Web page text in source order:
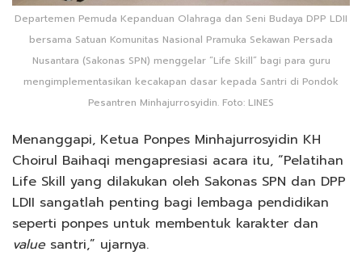
Departemen Pemuda Kepanduan Olahraga dan Seni Budaya DPP LDII
bersama Satuan Komunitas Nasional Pramuka Sekawan Persada
Nusantara (Sakonas SPN) menggelar “Life Skill” bagi para guru
mengimplementasikan kecakapan dasar kepada Santri di Pondok
Pesantren Minhajurrosyidin. Foto: LINES
Menanggapi, Ketua Ponpes Minhajurrosyidin KH
Choirul Baihaqi mengapresiasi acara itu, “Pelatihan
Life Skill yang dilakukan oleh Sakonas SPN dan DPP
LDII sangatlah penting bagi lembaga pendidikan
seperti ponpes untuk membentuk karakter dan
value santri,” ujarnya.